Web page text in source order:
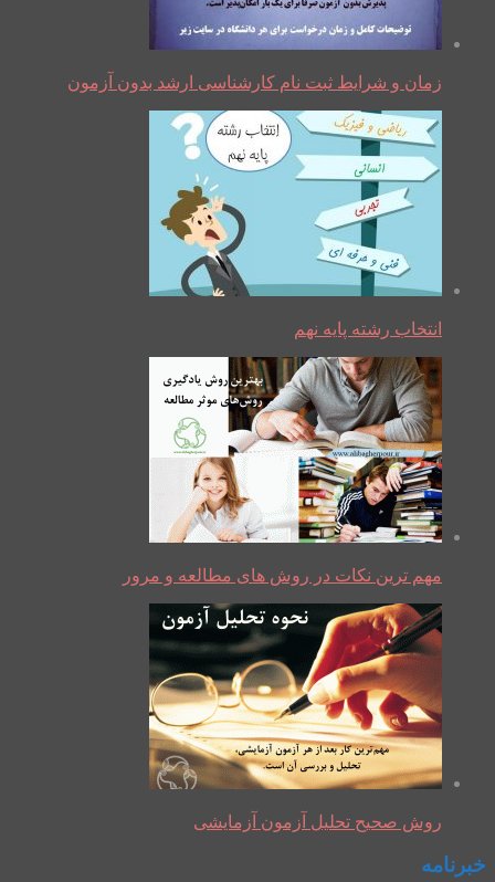
زمان و شرایط ثبت نام کارشناسی ارشد بدون آزمون
انتخاب رشته پایه نهم
مهم ترین نکات در روش های مطالعه و مرور
روش صحیح تحلیل آزمون آزمایشی
خبرنامه